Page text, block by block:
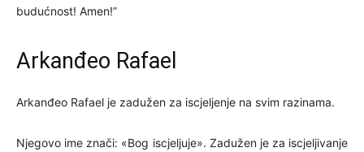
budućnost! Amen!”
Arkanđeo Rafael
Arkanđeo Rafael je zadužen za iscjeljenje na svim razinama.
Njegovo ime znači: «Bog iscjeljuje». Zadužen je za iscjeljivanje